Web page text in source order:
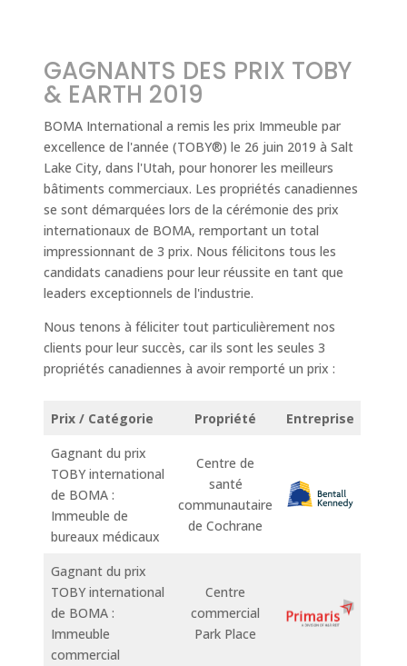
GAGNANTS DES PRIX TOBY
& EARTH 2019
BOMA International a remis les prix Immeuble par
excellence de l'année (TOBY®) le 26 juin 2019 à Salt
Lake City, dans l'Utah, pour honorer les meilleurs
bâtiments commerciaux. Les propriétés canadiennes
se sont démarquées lors de la cérémonie des prix
internationaux de BOMA, remportant un total
impressionnant de 3 prix. Nous félicitons tous les
candidats canadiens pour leur réussite en tant que
leaders exceptionnels de l'industrie.
Nous tenons à féliciter tout particulièrement nos
clients pour leur succès, car ils sont les seules 3
propriétés canadiennes à avoir remporté un prix :
Prix / Catégorie Propriété
Entreprise
Gagnant du prix
TOBY international
de BOMA :
Immeuble de
bureaux médicaux
Centre de
santé
communautaire
de Cochrane
Gagnant du prix
TOBY international
de BOMA :
Immeuble
commercial
Centre
commercial
Park Place